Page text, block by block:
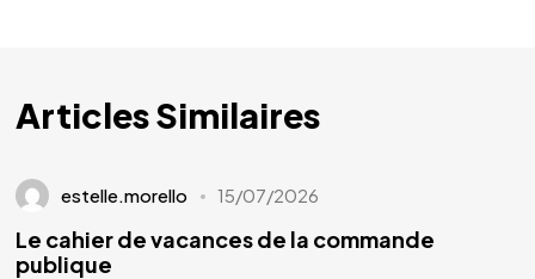
Articles Similaires
estelle.morello 15/07/2026
Le cahier de vacances de la commande
publique